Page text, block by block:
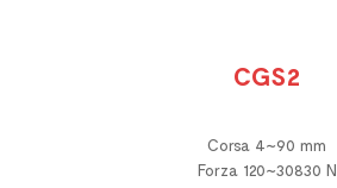
CGS2
Corsa 4~90 mm
Forza 120~30830 N